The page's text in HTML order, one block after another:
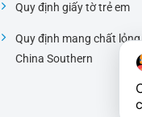
Quy định giấy tờ trẻ em
Quy định mang chất lỏng
China Southern